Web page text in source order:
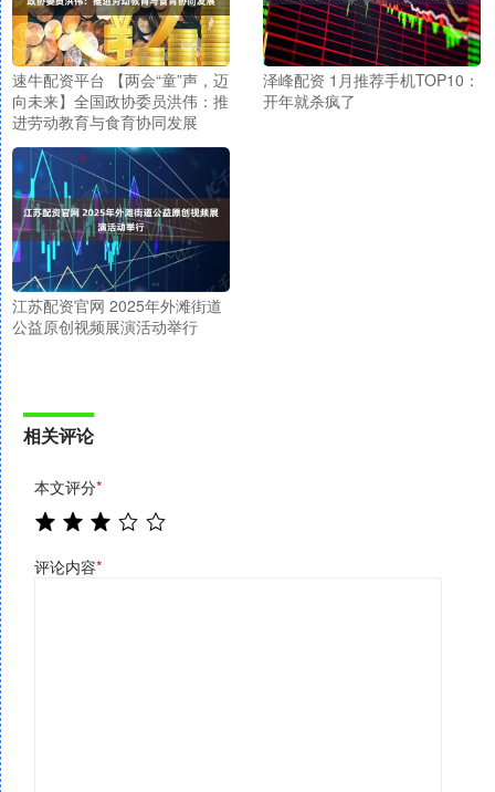
速牛配资平台 【两会“童”声，迈
向未来】全国政协委员洪伟：推
进劳动教育与食育协同发展
泽峰配资 1月推荐手机TOP10：
开年就杀疯了
江苏配资官网 2025年外滩街道
公益原创视频展演活动举行
相关评论
本文评分*
评论内容*